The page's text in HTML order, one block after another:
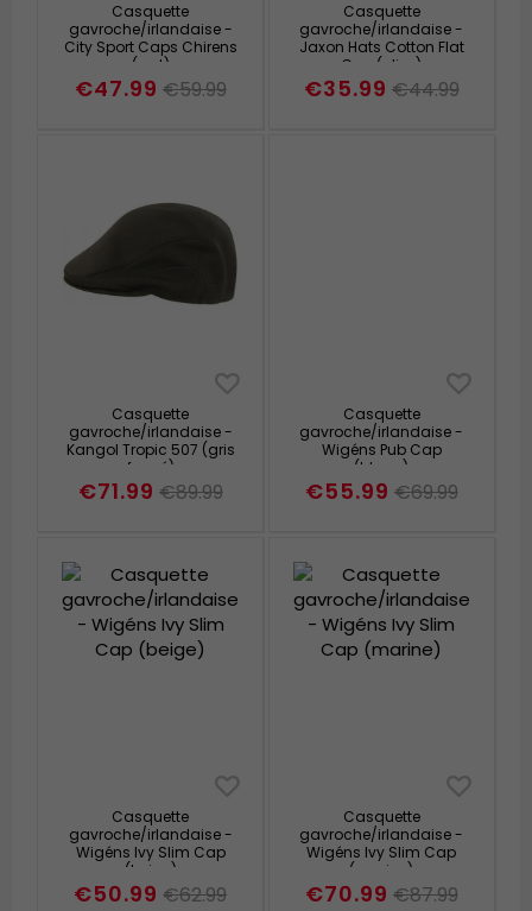
Casquette
gavroche/irlandaise -
City Sport Caps Chirens
(vert)
€47.99 €59.99
Casquette
gavroche/irlandaise -
Jaxon Hats Cotton Flat
Cap (olive)
€35.99 €44.99
Casquette
gavroche/irlandaise -
Kangol Tropic 507 (gris
foncé)
€71.99 €89.99
Casquette
gavroche/irlandaise -
Wigéns Pub Cap
(blanc)
€55.99 €69.99
Casquette
gavroche/irlandaise -
Wigéns Ivy Slim Cap
(beige)
€50.99 €62.99
Casquette
gavroche/irlandaise -
Wigéns Ivy Slim Cap
(marine)
€70.99 €87.99